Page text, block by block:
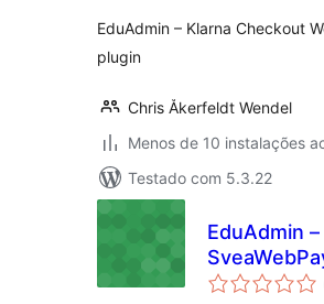
EduAdmin – Klarna Checkout
plugin
Chris Åkerfeldt Wendel
Menos de 10 instalações
Testado com 5.3.22
EduAdmin –
WordPress-